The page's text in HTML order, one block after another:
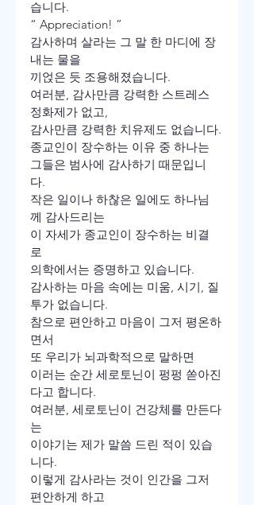
습니다.
“ Appreciation! ”
감사하며 살라는 그 말 한 마디에 장
내는 물을
끼얹은 듯 조용해졌습니다.
여러분, 감사만큼 강력한 스트레스
정화제가 없고,
감사만큼 강력한 치유제도 없습니다.
종교인이 장수하는 이유 중 하나는
그들은 범사에 감사하기 때문입니
다.
작은 일이나 하찮은 일에도 하나님
께 감사드리는
이 자세가 종교인이 장수하는 비결
로
의학에서는 증명하고 있습니다.
감사하는 마음 속에는 미움, 시기, 질
투가 없습니다.
참으로 편안하고 마음이 그저 평온하
면서
또 우리가 뇌과학적으로 말하면
이러는 순간 세로토닌이 펑펑 쏟아진
다고 합니다.
여러분, 세로토닌이 건강체를 만든다
는
이야기는 제가 말씀 드린 적이 있습
니다.
이렇게 감사라는 것이 인간을 그저
편안하게 하고